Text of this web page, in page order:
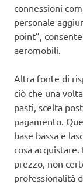
connessioni
personale
point”,
aeromobili.
Altra fonte di
ciò che una
pasti, scelta
pagamento.
base bassa e
cosa
prezzo, non
professionalità